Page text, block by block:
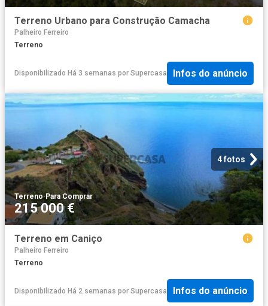
Terreno Urbano para Construção Camacha
Palheiro Ferreiro
Terreno
Disponibilizado Há 3 semanas por Supercasa Infos do anúncio
4 fotos
Terreno· Para Comprar
215 000 €
Terreno em Caniço
Palheiro Ferreiro
Terreno
Disponibilizado Há 2 semanas por Supercasa Infos do anúncio